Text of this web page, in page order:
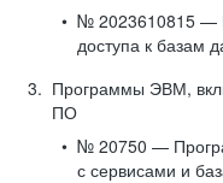
№ 2023610815 —
доступа к базам
Программы ЭВМ,
ПО
№ 20750 —
с сервисами и